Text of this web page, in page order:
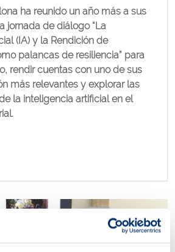
ha reunido un año más a sus
jornada de diálogo “La
(IA) y la Rendición de
palancas de resiliencia” para
rendir cuentas con uno de sus
más relevantes y explorar las
la inteligencia artificial en el